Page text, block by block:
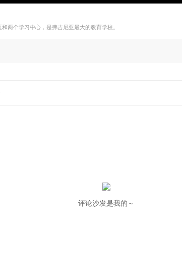
两个学习中心，是弗吉尼亚最大的教育学校。
评论沙发是我的～